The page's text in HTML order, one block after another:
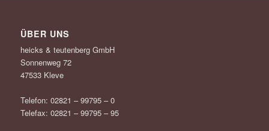
ÜBER UNS
heicks & teutenberg GmbH
Sonnenweg 72
47533 Kleve
Telefon: 02821 – 99795 – 0
Telefax: 02821 – 99795 – 95